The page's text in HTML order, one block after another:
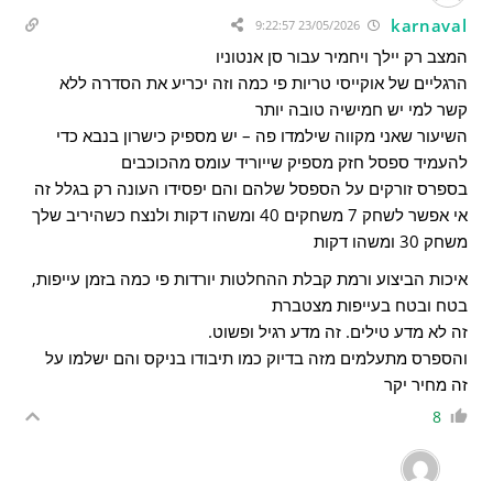
karnaval
23/05/2026 9:22:57
המצב רק יילך ויחמיר עבור סן אנטוניו
הרגליים של אוקייסי טריות פי כמה וזה יכריע את הסדרה ללא
קשר למי יש חמישיה טובה יותר
השיעור שאני מקווה שילמדו פה – יש מספיק כישרון בנבא כדי
להעמיד ספסל חזק מספיק שייוריד עומס מהכוכבים
בספרס זורקים על הספסל שלהם והם יפסידו העונה רק בגלל זה
אי אפשר לשחק 7 משחקים 40 ומשהו דקות ולנצח כשהיריב שלך
משחק 30 ומשהו דקות
איכות הביצוע ורמת קבלת ההחלטות יורדות פי כמה בזמן עייפות,
בטח ובטח בעייפות מצטברת
זה לא מדע טילים. זה מדע רגיל ופשוט.
והספרס מתעלמים מזה בדיוק כמו תיבודו בניקס והם ישלמו על
זה מחיר יקר
8